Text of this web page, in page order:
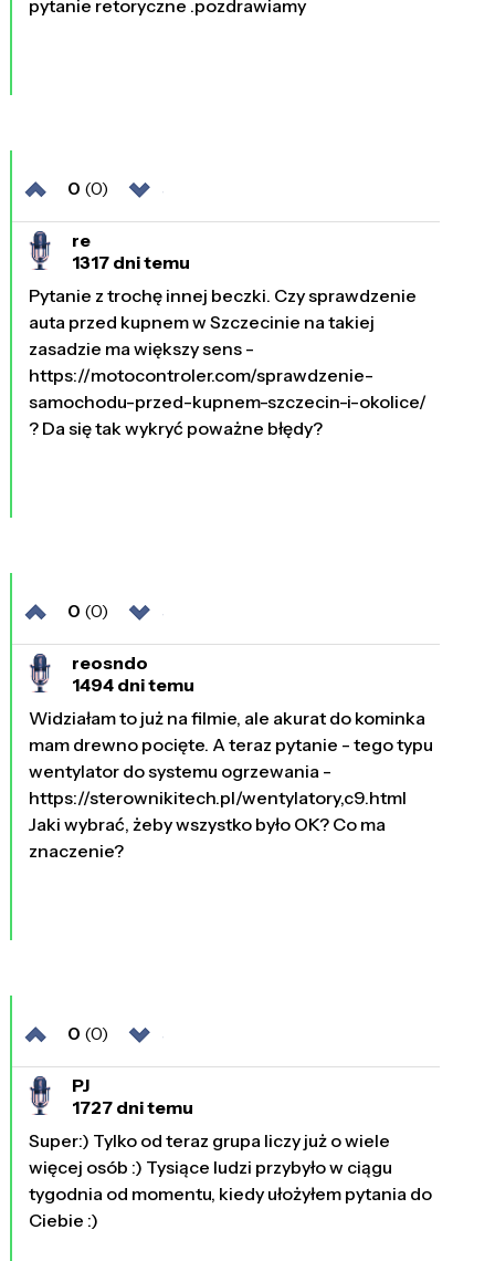
pytanie retoryczne .pozdrawiamy
0 (0)
re
1317 dni temu
Pytanie z trochę innej beczki. Czy sprawdzenie
auta przed kupnem w Szczecinie na takiej
zasadzie ma większy sens -
https://motocontroler.com/sprawdzenie-
samochodu-przed-kupnem-szczecin-i-okolice/
? Da się tak wykryć poważne błędy?
0 (0)
reosndo
1494 dni temu
Widziałam to już na filmie, ale akurat do kominka
mam drewno pocięte. A teraz pytanie - tego typu
wentylator do systemu ogrzewania -
https://sterownikitech.pl/wentylatory,c9.html
Jaki wybrać, żeby wszystko było OK? Co ma
znaczenie?
0 (0)
PJ
1727 dni temu
Super:) Tylko od teraz grupa liczy już o wiele
więcej osób :) Tysiące ludzi przybyło w ciągu
tygodnia od momentu, kiedy ułożyłem pytania do
Ciebie :)